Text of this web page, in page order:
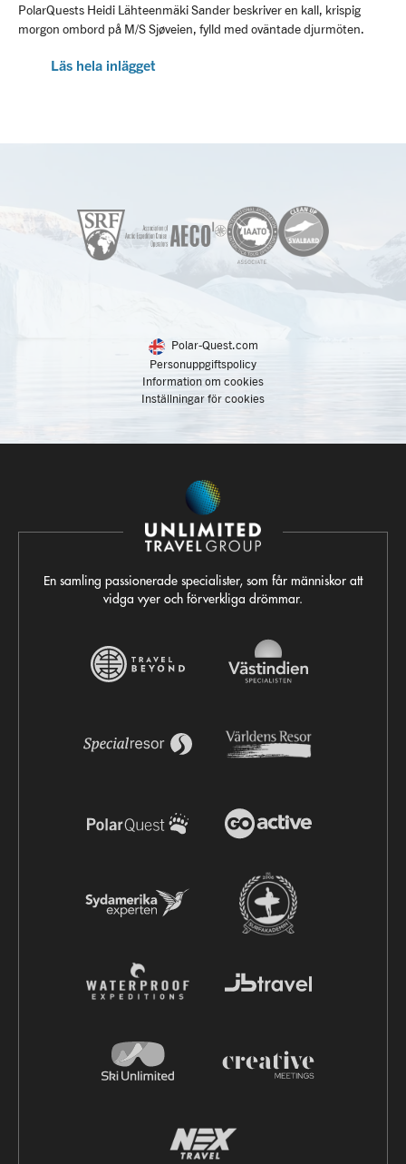
PolarQuests Heidi Lähteenmäki Sander beskriver en kall, krispig
morgon ombord på M/S Sjøveien, fylld med oväntade djurmöten.
Läs hela inlägget
Polar-Quest.com
Personuppgiftspolicy
Information om cookies
Inställningar för cookies
En samling passionerade specialister, som får människor att
vidga vyer och förverkliga drömmar.